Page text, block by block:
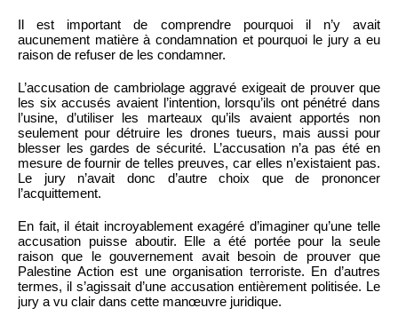
Il est important de comprendre pourquoi il n’y avait
aucunement matière à condamnation et pourquoi le jury a eu
raison de refuser de les condamner.
L’accusation de cambriolage aggravé exigeait de prouver que
les six accusés avaient l’intention, lorsqu’ils ont pénétré dans
l’usine, d’utiliser les marteaux qu’ils avaient apportés non
seulement pour détruire les drones tueurs, mais aussi pour
blesser les gardes de sécurité. L’accusation n’a pas été en
mesure de fournir de telles preuves, car elles n’existaient pas.
Le jury n’avait donc d’autre choix que de prononcer
l’acquittement.
En fait, il était incroyablement exagéré d’imaginer qu’une telle
accusation puisse aboutir. Elle a été portée pour la seule
raison que le gouvernement avait besoin de prouver que
Palestine Action est une organisation terroriste. En d’autres
termes, il s’agissait d’une accusation entièrement politisée. Le
jury a vu clair dans cette manœuvre juridique.